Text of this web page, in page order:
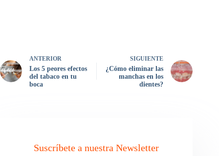
ANTERIOR
Los 5 peores efectos
del tabaco en tu
boca
SIGUIENTE
¿Cómo eliminar las
manchas en los
dientes?
Suscríbete a nuestra Newsletter